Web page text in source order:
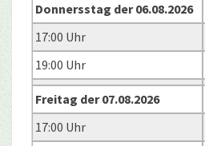
Donnersstag der 06.08.2026
17:00 Uhr
19:00 Uhr
Freitag der 07.08.2026
17:00 Uhr